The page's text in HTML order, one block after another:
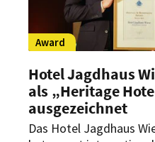
Award
Hotel Jagdhaus
als „Heritage
ausgezeichnet
Das Hotel Jagdhaus